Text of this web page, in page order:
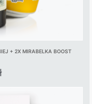
+ 2X MIRABELKA BOOST